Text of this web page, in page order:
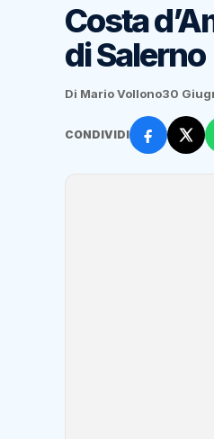
Costa
di Salerno
Di Mario Vollono30
CONDIVIDI